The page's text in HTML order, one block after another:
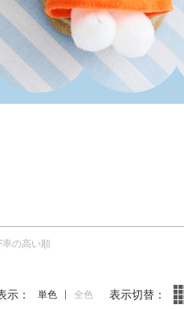
率の高い順
示： 単色 全色 表示切替：